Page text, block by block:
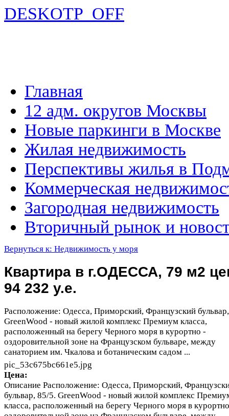
DESKOTP_OFF
Главная
12 адм. округов Москвы
Новые паркинги в Москве
Жилая недвижимость
Перспективы жилья в
Коммерческая
Загородная недвижимость
Вторичный рынок и
Вернуться к: Недвижимость у моря
Квартира в г.ОДЕССА, 79 м2
94 232 у.е.
Расположение: Одесса, Приморский, Французский
GreenWood - новый жилой комплекс Премиум класса,
расположенный на берегу Черного моря в курортно -
оздоровительной зоне на Французском бульваре, между
санаторием им. Чкалова и ботаническим садом ...
pic_53c675bc661e5.jpg
Цена:
Описание Расположение: Одесса, Приморский,
бульвар, 85/5. GreenWood - новый жилой комплекс
класса, расположенный на берегу Черного моря в